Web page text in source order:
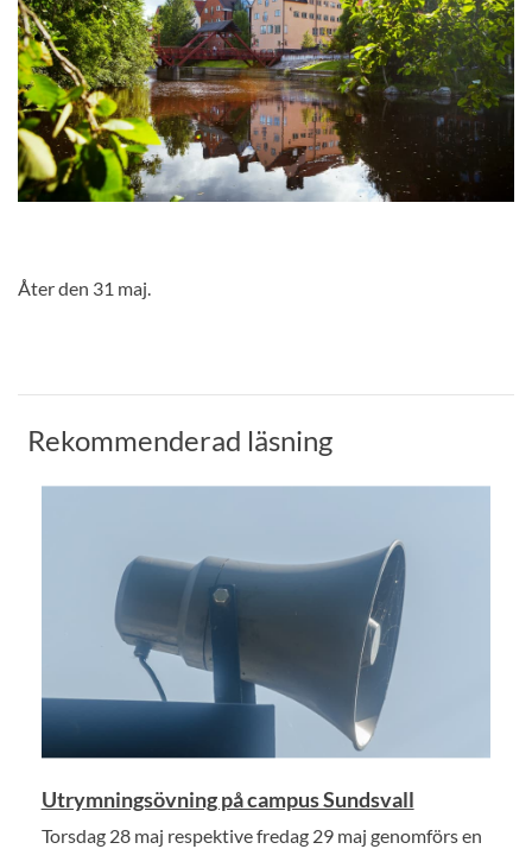
Åter den 31 maj.
Rekommenderad läsning
Utrymningsövning på campus Sundsvall
Torsdag 28 maj respektive fredag 29 maj genomförs en